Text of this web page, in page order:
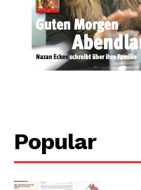
Popular